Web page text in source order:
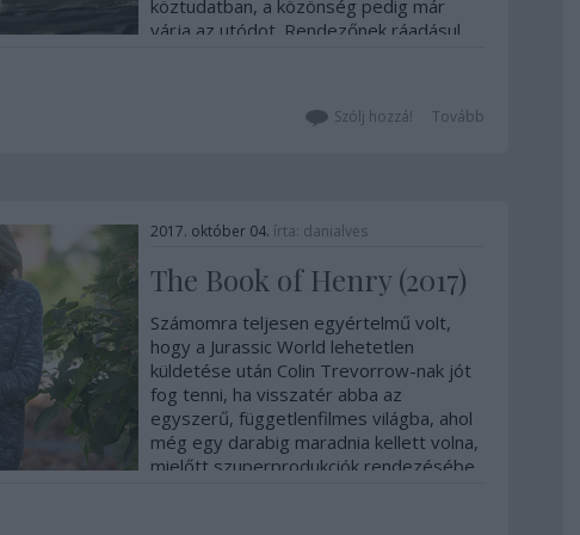
köztudatban, a közönség pedig már
várja az utódot. Rendezőnek ráadásul
Tovább
Szólj hozzá!
2017. október 04. írta: danialves
The Book of Henry (2017)
Számomra teljesen egyértelmű volt,
hogy a Jurassic World lehetetlen
küldetése után Colin Trevorrow-nak jót
fog tenni, ha visszatér abba az
egyszerű, függetlenfilmes világba, ahol
még egy darabig maradnia kellett volna,
mielőtt szuperprodukciók rendezésébe